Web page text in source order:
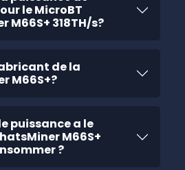
le MicroBT
M66S+ 318TH/s?
de la
M66S+?
puissance a le
M66S+
?